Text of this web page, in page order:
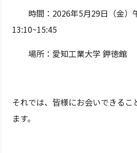
時間：2026年5月29日（金）
13:10~15:45
場所：愛知工業大学 鉀徳館
それでは、皆様にお会いできるこ
ます。